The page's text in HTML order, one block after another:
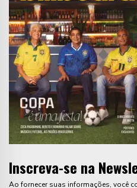
Inscreva-se na
Ao fornecer suas informações, você